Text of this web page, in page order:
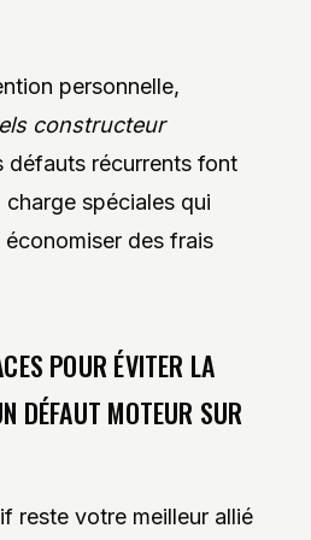
personnelle,
constructeur
défauts récurrents font
charge spéciales qui
des frais
POUR ÉVITER LA
DÉFAUT MOTEUR SUR
reste votre meilleur allié